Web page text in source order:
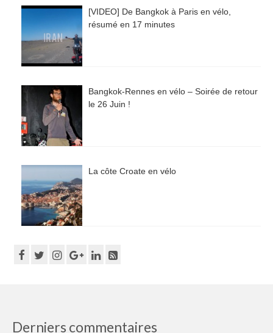
[VIDEO] De Bangkok à Paris en vélo,
résumé en 17 minutes
Bangkok-Rennes en vélo – Soirée de retour
le 26 Juin !
La côte Croate en vélo
Derniers commentaires